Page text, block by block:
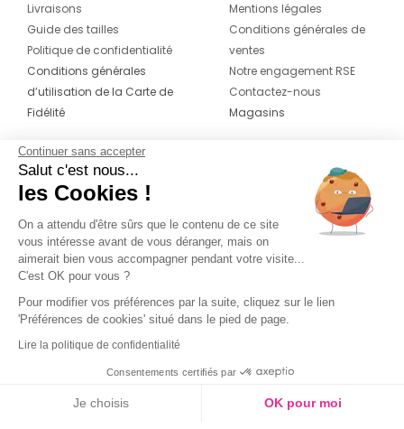
Livraisons
Guide des tailles
Politique de confidentialité
Conditions générales
d’utilisation de la Carte de
Fidélité
Mentions légales
Conditions générales de
ventes
Notre engagement RSE
Contactez-nous
Magasins
CONTACT
04 42 20 78 42
Du lundi au jeudi de 8h30 à 16h30 & le
vendredi de 8h30 à 15h30
Continuer sans accepter
Salut c'est nous...
les Cookies !
On a attendu d'être sûrs que le contenu de ce site
vous intéresse avant de vous déranger, mais on
aimerait bien vous accompagner pendant votre visite...
C'est OK pour vous ?
Pour modifier vos préférences par la suite, cliquez sur le lien
'Préférences de cookies' situé dans le pied de page.
Lire la politique de confidentialité
Consentements certifiés par
Je choisis OK pour moi